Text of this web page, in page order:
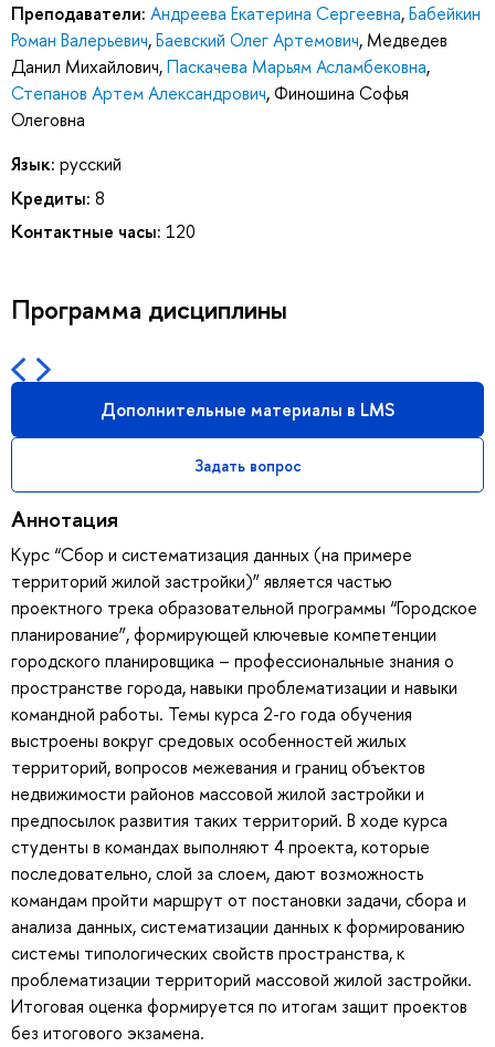
Преподаватели: Андреева Екатерина Сергеевна,Бабейкин
Роман Валерьевич,Баевский Олег Артемович, Медведев
Данил Михайлович,Паскачева Марьям Асламбековна,
Степанов Артем Александрович,Финошина Софья
Олеговна
Язык: русский
Кредиты: 8
Контактные часы: 120
Программа дисциплины
Дополнительные материалы в LMS
Задать вопрос
Аннотация
Курс “Сбор и систематизация данных (на примере
территорий жилой застройки)” является частью
проектного трека образовательной программы “Городское
планирование”, формирующей ключевые компетенции
городского планировщика – профессиональные знания о
пространстве города, навыки проблематизации и навыки
командной работы. Темы курса 2-го года обучения
выстроены вокруг средовых особенностей жилых
территорий, вопросов межевания и границ объектов
недвижимости районов массовой жилой застройки и
предпосылок развития таких территорий. В ходе курса
студенты в командах выполняют 4 проекта, которые
последовательно, слой за слоем, дают возможность
командам пройти маршрут от постановки задачи, сбора и
анализа данных, систематизации данных к формированию
системы типологических свойств пространства, к
проблематизации территорий массовой жилой застройки.
Итоговая оценка формируется по итогам защит проектов
без итогового экзамена.